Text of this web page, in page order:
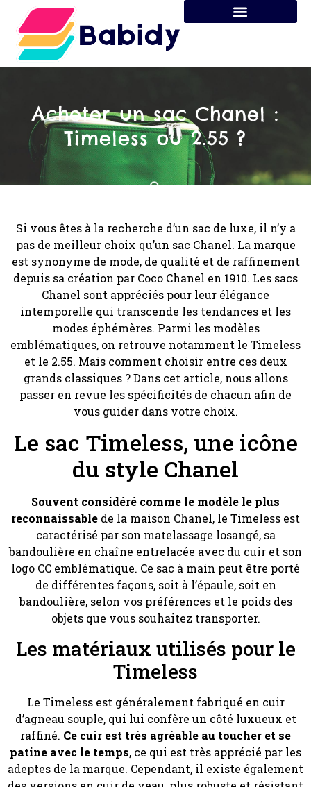
Acheter un sac Chanel :
Timeless ou 2.55 ?
Si vous êtes à la recherche d’un sac de luxe, il n’y a
pas de meilleur choix qu’un sac Chanel. La marque
est synonyme de mode, de qualité et de raffinement
depuis sa création par Coco Chanel en 1910. Les sacs
Chanel sont appréciés pour leur élégance
intemporelle qui transcende les tendances et les
modes éphémères. Parmi les modèles
emblématiques, on retrouve notamment le Timeless
et le 2.55. Mais comment choisir entre ces deux
grands classiques ? Dans cet article, nous allons
passer en revue les spécificités de chacun afin de
vous guider dans votre choix.
Le sac Timeless, une icône
du style Chanel
Souvent considéré comme le modèle le plus
reconnaissable de la maison Chanel, le Timeless est
caractérisé par son matelassage losangé, sa
bandoulière en chaîne entrelacée avec du cuir et son
logo CC emblématique. Ce sac à main peut être porté
de différentes façons, soit à l’épaule, soit en
bandoulière, selon vos préférences et le poids des
objets que vous souhaitez transporter.
Les matériaux utilisés pour le
Timeless
Le Timeless est généralement fabriqué en cuir
d’agneau souple, qui lui confère un côté luxueux et
raffiné. Ce cuir est très agréable au toucher et se
patine avec le temps, ce qui est très apprécié par les
adeptes de la marque. Cependant, il existe également